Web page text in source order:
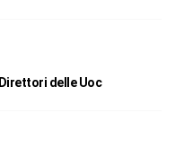
delle Uoc